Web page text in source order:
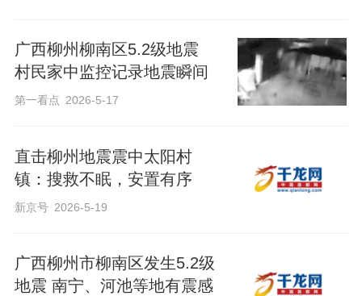
广西柳州柳南区5.2级地震
村民家中监控记录地震瞬间
第一看点 2026-5-17
直击柳州地震震中太阳村
镇：搜救不眠，安置有序
新京号 2026-5-19
广西柳州市柳南区发生5.2级
地震 南宁、河池等地有震感